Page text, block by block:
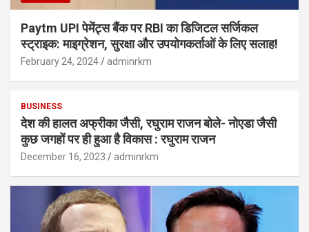
Paytm UPI पेमेंट्स बैंक पर RBI का डिजिटल सर्जिकल
स्ट्राइक: माइग्रेशन, सुरक्षा और उपयोगकर्ताओं के लिए सलाह!
February 24, 2024 adminrkm
BUSINESS
देश की हालत अफ्रीका जैसी, रघुराम राजन बोले- नोएडा जैसी
कुछ जगहों पर ही हुआ है विकास : रघुराम राजन
December 16, 2023 adminrkm